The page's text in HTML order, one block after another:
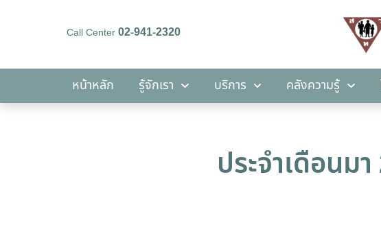
Call Center02-941-2320
หน้าหลัก รู้จักเรา บริการ คลังความรู้
คลังความรู้
ประจำเดือนม